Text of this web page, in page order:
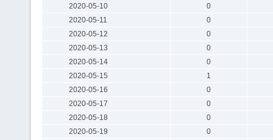
2020-05-10
0
2020-05-11
0
2020-05-12
0
2020-05-13
0
2020-05-14
0
2020-05-15
1
2020-05-16
0
2020-05-17
0
2020-05-18
0
2020-05-19
0